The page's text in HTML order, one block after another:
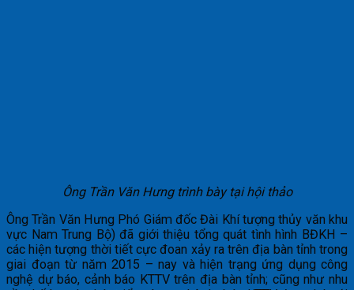
Ông Trần Văn Hưng trình bày tại hội thảo
Ông Trần Văn Hưng Phó Giám đốc Đài Khí tượng thủy văn khu
vực Nam Trung Bộ) đã giới thiệu tổng quát tình hình BĐKH –
các hiện tượng thời tiết cực đoan xảy ra trên địa bàn tỉnh trong
giai đoạn từ năm 2015 – nay và hiện trạng ứng dụng công
nghệ dự báo, cảnh báo KTTV trên địa bàn tỉnh; cũng như nhu